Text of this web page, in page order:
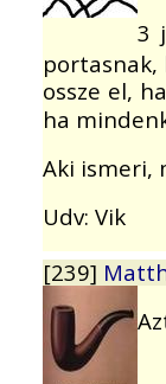
3
portasnak,
ossze el,
ha
Aki ismeri,
Udv: Vik
[239]